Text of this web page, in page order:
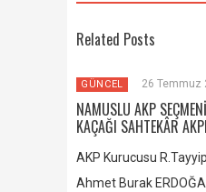
Related Posts
GÜNCEL 26 Temmuz
NAMUSLU AKP
KAÇAĞI SAHTEKÂR
AKP Kurucusu
Ahmet Burak